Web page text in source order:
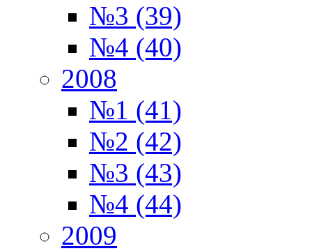
№3 (39)
№4 (40)
2008
№1 (41)
№2 (42)
№3 (43)
№4 (44)
2009